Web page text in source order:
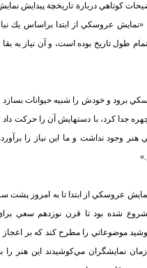
كوتاهي دربارة تاريخچة پيدايش نمايش
عروسكي از ابتدا براساس يك نياز
طول تاريخ بوده است، و آن نياز به بقا و
برود و خودش را شبيه حيوانات بسازد و
كرد، با دستهايش آن را حركت داد و
وجود نداشت و ما اين نياز را برآورده
عروسكي از ابتدا تا به امروز پشت سر
شده بود تا قرن نوزدهم سعي براي
موضوعاتي را مطرحكند كه بر اعجاز و
مي‌كوشيدند اين هنر را به